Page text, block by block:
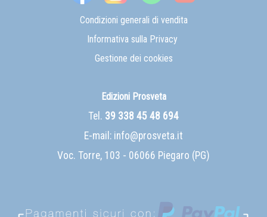
Condizioni generali di vendita
Informativa sulla Privacy
Gestione dei cookies
Edizioni Prosveta
Tel. 39 338 45 48 694
E-mail: info@prosveta.it
Voc. Torre, 103 - 06066 Piegaro (PG)